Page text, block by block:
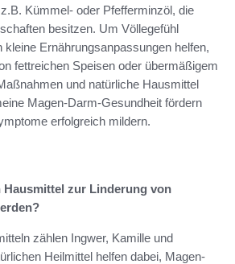
Kümmel- oder Pfefferminzöl, die
besitzen. Um Völlegefühl
kleine Ernährungsanpassungen helfen,
fettreichen Speisen oder übermäßigem
und natürliche Hausmittel
Magen-Darm-Gesundheit fördern
erfolgreich mildern.
Hausmittel zur Linderung von
zählen Ingwer, Kamille und
Heilmittel helfen dabei, Magen-